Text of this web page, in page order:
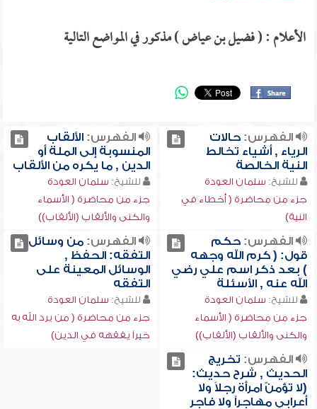
الأعلام : ( فضيل بن عياض ) مذكور في المواضع التالية
الفهرس:حالات
الرياء , أشياء تخالط
النية الخالصة
للشيخ: سلمان العودة
جزء من محاضرة ( أخطاء في
النية)
الفهرس:الألقاب
المنسوبة إلى الملة أو
الدين , ما يكره من الألقاب
للشيخ: سلمان العودة
جزء من محاضرة ( الأسماء
والكنى والألقاب (الألقاب))
الفهرس:حكم
قول: ( كرم الله وجهه
) بعد ذكر اسم علي رضي
الله عنه , الأسئلة
للشيخ: سلمان العودة
جزء من محاضرة ( الأسماء
والكنى والألقاب (الألقاب))
الفهرس:من وسائل
التفقه: الحفظ ,
الوسائل المعينة على
التفقه
للشيخ: سلمان العودة
جزء من محاضرة ( من يرد الله به
خيراً يفقهه في الدين)
الفهرس: تخريج
الحديث , شرح حديث:
(لا تؤمنّ امرأة رجلاً ولا
أعرابي مهاجراً ولا فاجر